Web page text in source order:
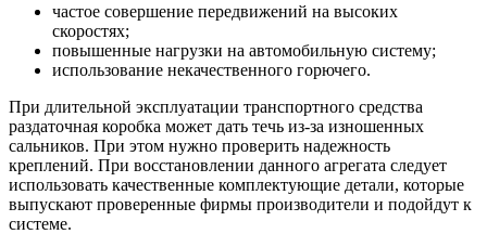
частое совершение передвижений на высоких
скоростях;
повышенные нагрузки на автомобильную систему;
использование некачественного горючего.
При длительной эксплуатации транспортного средства
раздаточная коробка может дать течь из-за изношенных
сальников. При этом нужно проверить надежность
креплений. При восстановлении данного агрегата следует
использовать качественные комплектующие детали, которые
выпускают проверенные фирмы производители и подойдут к
системе.